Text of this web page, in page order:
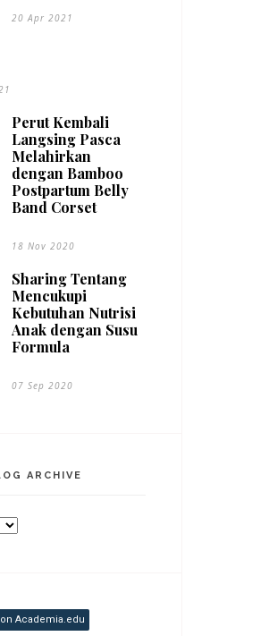
20 Apr 2021
Perut Kembali
Langsing Pasca
Melahirkan
dengan Bamboo
Postpartum Belly
Band Corset
18 Nov 2020
Sharing Tentang
Mencukupi
Kebutuhan Nutrisi
Anak dengan Susu
Formula
07 Sep 2020
ARCHIVE
Academia.edu